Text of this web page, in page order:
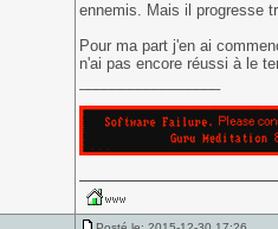
ennemis. Mais il progresse
Pour ma part j'en ai
n'ai pas encore réussi à le